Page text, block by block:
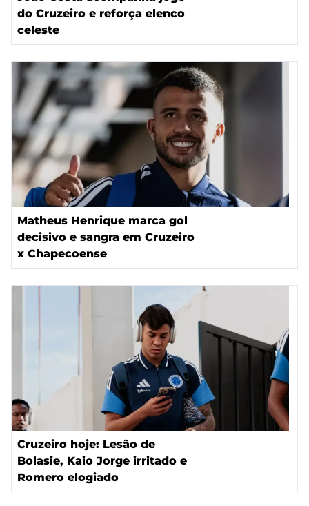
do Cruzeiro e reforça elenco
celeste
Matheus Henrique marca gol
decisivo e sangra em Cruzeiro
x Chapecoense
Cruzeiro hoje: Lesão de
Bolasie, Kaio Jorge irritado e
Romero elogiado